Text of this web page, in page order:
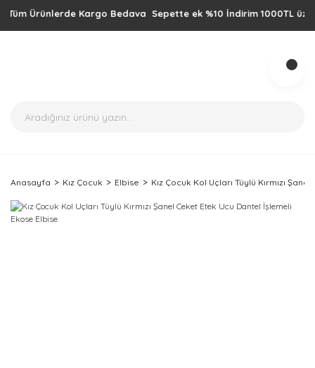
Ürünlerde Kargo Bedava Sepette ek %10 İndirim 1000TL üzeri
Anasayfa Kız Çocuk Elbise Kız Çocuk Kol Uçları Tüylü Kırmızı